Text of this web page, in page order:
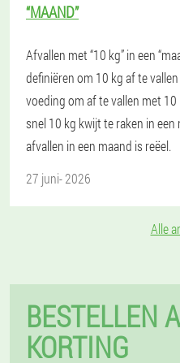
“MAAND”
Afvallen met “10 kg” in een
definiëren om 10 kg af te
voeding om af te vallen met
snel 10 kg kwijt te raken in
afvallen in een maand is reëel.
27 juni- 2026
Alle
BESTELLEN
KORTING